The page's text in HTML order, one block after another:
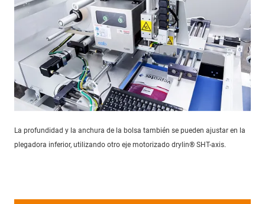
La profundidad y la anchura de la bolsa también se pueden ajustar en la
plegadora inferior, utilizando otro eje motorizado drylin® SHT-axis.